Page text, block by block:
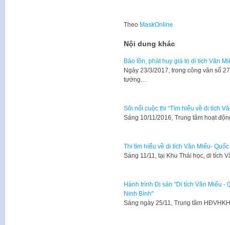
Theo MaskOnline
Nội dung khác
Bảo tồn, phát huy giá trị di tích Văn
Ngày 23/3/2017, trong công văn số
tướng…
Sôi nổi cuộc thi “Tìm hiểu về di tích
Sáng 10/11/2016, Trung tâm hoạt
Thi tìm hiểu về di tích Văn Miếu-
​Sáng 11/11, tại Khu Thái học, di tích
Hành trình Di sản "Di tích Văn Miếu -
Ninh Bình"
Sáng ngày 25/11, Trung tâm